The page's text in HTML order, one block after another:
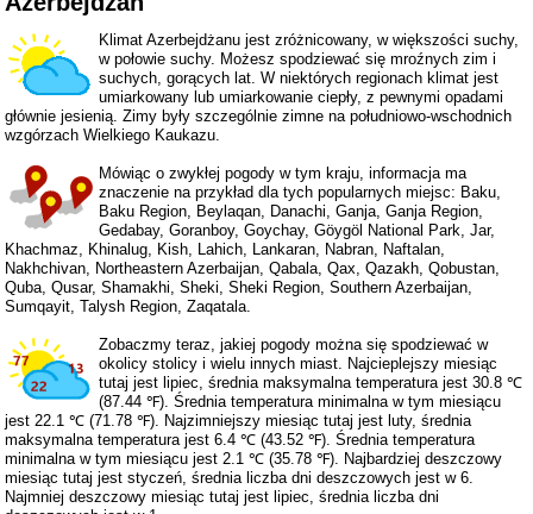
Klimat Azerbejdżanu jest zróżnicowany, w większości suchy,
w połowie suchy. Możesz spodziewać się mroźnych zim i
suchych, gorących lat. W niektórych regionach klimat jest
umiarkowany lub umiarkowanie ciepły, z pewnymi opadami
głównie jesienią. Zimy były szczególnie zimne na południowo-wschodnich
wzgórzach Wielkiego Kaukazu.
Mówiąc o zwykłej pogody w tym kraju, informacja ma
znaczenie na przykład dla tych popularnych miejsc: Baku,
Baku Region, Beylaqan, Danachi, Ganja, Ganja Region,
Gedabay, Goranboy, Goychay, Göygöl National Park, Jar,
Khachmaz, Khinalug, Kish, Lahich, Lankaran, Nabran, Naftalan,
Nakhchivan, Northeastern Azerbaijan, Qabala, Qax, Qazakh, Qobustan,
Quba, Qusar, Shamakhi, Sheki, Sheki Region, Southern Azerbaijan,
Sumqayit, Talysh Region, Zaqatala.
Zobaczmy teraz, jakiej pogody można się spodziewać w
okolicy stolicy i wielu innych miast. Najcieplejszy miesiąc
tutaj jest lipiec, średnia maksymalna temperatura jest 30.8 ℃
(87.44 ℉). Średnia temperatura minimalna w tym miesiącu
jest 22.1 ℃ (71.78 ℉). Najzimniejszy miesiąc tutaj jest luty, średnia
maksymalna temperatura jest 6.4 ℃ (43.52 ℉). Średnia temperatura
minimalna w tym miesiącu jest 2.1 ℃ (35.78 ℉). Najbardziej deszczowy
miesiąc tutaj jest styczeń, średnia liczba dni deszczowych jest w 6.
Najmniej deszczowy miesiąc tutaj jest lipiec, średnia liczba dni